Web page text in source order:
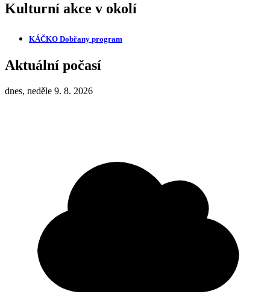
Kulturní akce v okolí
KÁČKO Dobřany program
Aktuální počasí
dnes, neděle 9. 8. 2026